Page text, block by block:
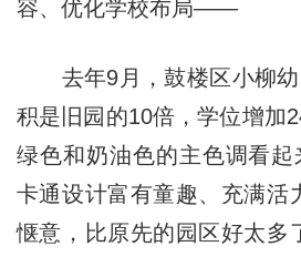
容、优化学校布局——
去年9月，鼓楼区小柳幼
积是旧园的10倍，学位增加
绿色和奶油色的主色调看
卡通设计富有童趣、充满活
惬意，比原先的园区好太多